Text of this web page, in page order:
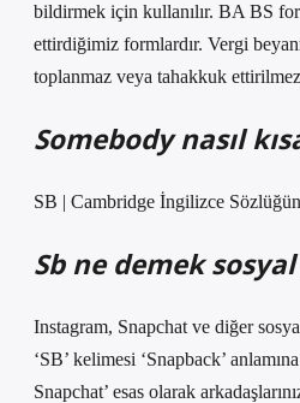
bildirmek için kullanılır. BA BS
ettirdiğimiz formlardır. Vergi
toplanmaz veya tahakkuk
Somebody nasıl
SB | Cambridge İngilizce
Sb ne demek
Instagram, Snapchat ve diğer
‘SB’ kelimesi ‘Snapback’
Snapchat’ esas olarak